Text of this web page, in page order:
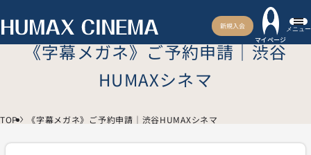
新規入会
マイページ
メニュー
《字幕メガネ》ご予約申請｜渋谷
HUMAXシネマ
TOP 《字幕メガネ》ご予約申請｜渋谷HUMAXシネマ